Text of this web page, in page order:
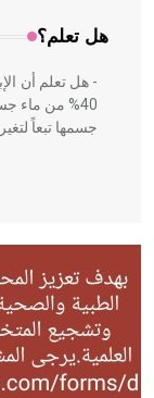
هل تعلم؟
- هل تعلم أن
40% من ماء
جسمها تبعاً
- هل تعلم أن
الحكم، الأدلة،
له الفضل بأنه